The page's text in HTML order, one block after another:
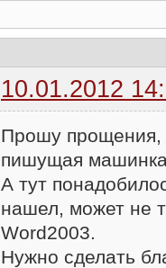
10.01.2012
Прошу прощения,
пишущая
А тут
нашел, может не
Word2003.
Нужно сделать